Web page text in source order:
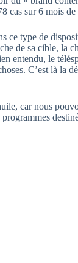
cas sur 6 mois
ce type de
de sa cible, la
entendu, le
C’est là la
car nous